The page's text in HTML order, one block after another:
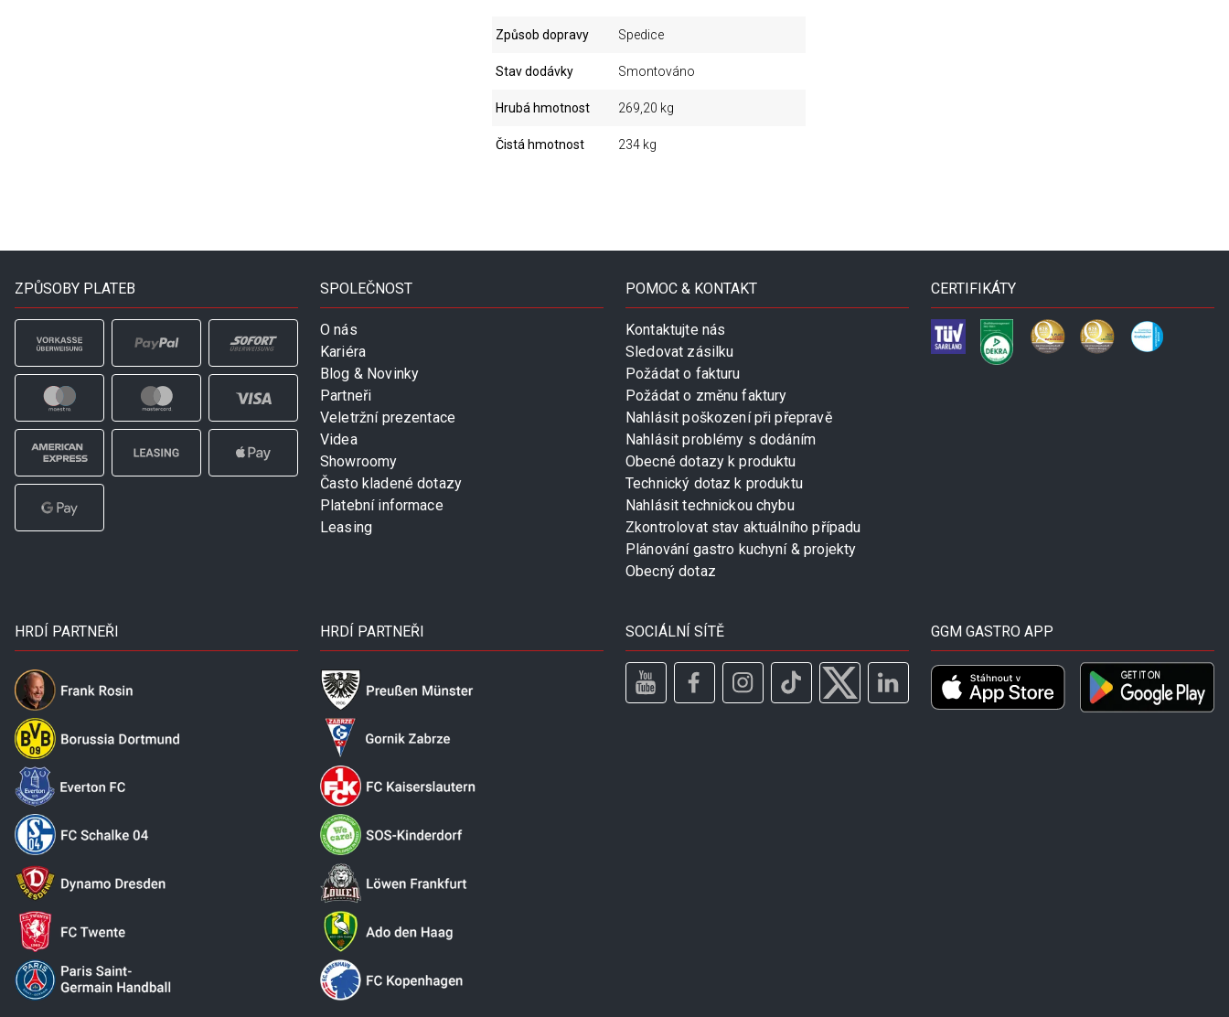
Způsob dopravy Spedice
Stav dodávky Smontováno
Hrubá hmotnost 269,20 kg
Čistá hmotnost 234 kg
ZPŮSOBY PLATEB SPOLEČNOST
O nás
Kariéra
Blog & Novinky
Partneři
Veletržní prezentace
Videa
Showroomy
Často kladené dotazy
Platební informace
Leasing
POMOC & KONTAKT
Kontaktujte nás
Sledovat zásilku
Požádat o fakturu
Požádat o změnu faktury
Nahlásit poškození při přepravě
Nahlásit problémy s dodáním
Obecné dotazy k produktu
Technický dotaz k produktu
Nahlásit technickou chybu
Zkontrolovat stav aktuálního případu
Plánování gastro kuchyní & projekty
Obecný dotaz
CERTIFIKÁTY
HRDÍ PARTNEŘI HRDÍ PARTNEŘI SOCIÁLNÍ SÍTĚ GGM GASTRO APP